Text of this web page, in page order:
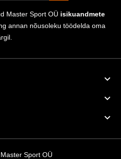
Master Sport OÜ isikuandmete
annan nõusoleku töödelda oma



Sport OÜ